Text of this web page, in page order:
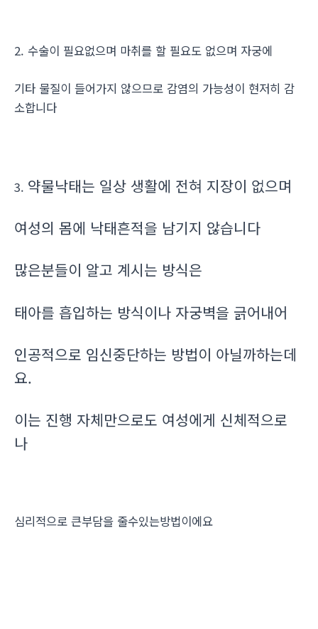
2. 수술이 필요없으며 마취를 할 필요도 없으며 자궁에
기타 물질이 들어가지 않으므로 감염의 가능성이 현저히 감
소합니다
3. 약물낙태는 일상 생활에 전혀 지장이 없으며
여성의 몸에 낙태흔적을 남기지 않습니다
많은분들이 알고 계시는 방식은
태아를 흡입하는 방식이나 자궁벽을 긁어내어
인공적으로 임신중단하는 방법이 아닐까하는데
요.
이는 진행 자체만으로도 여성에게 신체적으로
나
심리적으로 큰부담을 줄수있는방법이에요